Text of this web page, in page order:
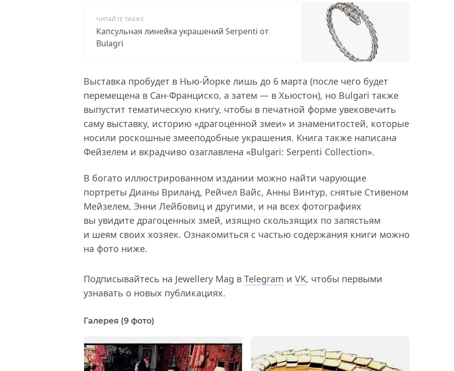
ЧИТАЙТЕ ТАКЖЕ
Капсульная линейка украшений Serpenti от
Bulagri
Выставка пробудет в Нью-Йорке лишь до 6 марта (после чего будет
перемещена в Сан-Франциско, а затем — в Хьюстон), но Bulgari также
выпустит тематическую книгу, чтобы в печатной форме увековечить
саму выставку, историю «драгоценной змеи» и знаменитостей, которые
носили роскошные змееподобные украшения. Книга также написана
Фейзелем и вкрадчиво озаглавлена «Bulgari: Serpenti Collection».
В богато иллюстрированном издании можно найти чарующие
портреты Дианы Вриланд, Рейчел Вайс, Анны Винтур, снятые Стивеном
Мейзелем, Энни Лейбовиц и другими, и на всех фотографиях
вы увидите драгоценных змей, изящно скользящих по запястьям
и шеям своих хозяек. Ознакомиться с частью содержания книги можно
на фото ниже.
Подписывайтесь на Jewellery Mag в Telegram и VK, чтобы первыми
узнавать о новых публикациях.
Галерея (9 фото)